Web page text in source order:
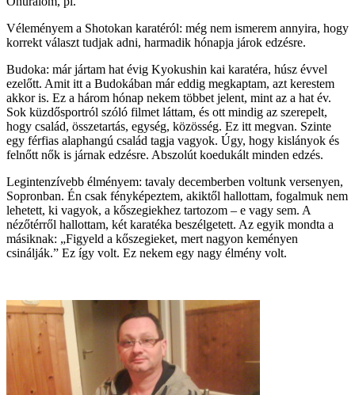
Véleményem a Shotokan karatéról: még nem ismerem annyira, hogy
korrekt választ tudjak adni, harmadik hónapja járok edzésre.
Budoka: már jártam hat évig Kyokushin kai karatéra, húsz évvel
ezelőtt. Amit itt a Budokában már eddig megkaptam, azt kerestem
akkor is. Ez a három hónap nekem többet jelent, mint az a hat év.
Sok küzdősportról szóló filmet láttam, és ott mindig az szerepelt,
hogy család, összetartás, egység, közösség. Ez itt megvan. Szinte
egy férfias alaphangú család tagja vagyok. Úgy, hogy kislányok és
felnőtt nők is járnak edzésre. Abszolút koedukált minden edzés.
Legintenzívebb élményem: tavaly decemberben voltunk versenyen,
Sopronban. Én csak fényképeztem, akiktől hallottam, fogalmuk nem
lehetett, ki vagyok, a kőszegiekhez tartozom – e vagy sem. A
nézőtérről hallottam, két karatéka beszélgetett. Az egyik mondta a
másiknak: „Figyeld a kőszegieket, mert nagyon keményen
csinálják.” Ez így volt. Ez nekem egy nagy élmény volt.